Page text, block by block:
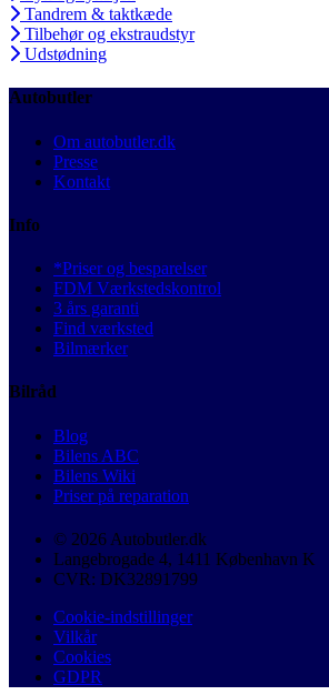
Tandrem & taktkæde
Tilbehør og ekstraudstyr
Udstødning
Autobutler
Om autobutler.dk
Presse
Kontakt
Info
*Priser og besparelser
FDM Værkstedskontrol
3 års garanti
Find værksted
Bilmærker
Bilråd
Blog
Bilens ABC
Bilens Wiki
Priser på reparation
© 2026 Autobutler.dk
Langebrogade 4, 1411 København K
CVR: DK32891799
Cookie-indstillinger
Vilkår
Cookies
GDPR